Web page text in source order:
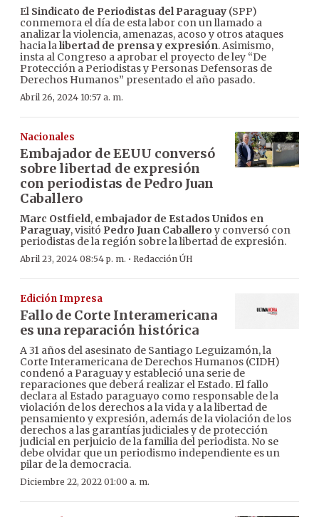
El Sindicato de Periodistas del Paraguay (SPP)
conmemora el día de esta labor con un llamado a
analizar la violencia, amenazas, acoso y otros ataques
hacia lalibertad de prensa y expresión. Asimismo,
insta al Congreso a aprobar el proyecto de ley “De
Protección a Periodistas y Personas Defensoras de
Derechos Humanos” presentado el año pasado.
Abril 26, 2024 10:57 a. m.
Nacionales
Embajador de EEUU conversó
sobre libertad de expresión
con periodistas de Pedro Juan
Caballero
Marc Ostfield, embajador de Estados Unidos en
Paraguay, visitó Pedro Juan Caballero y conversó con
periodistas de la región sobre la libertad de expresión.
Abril 23, 2024 08:54 p. m. · Redacción ÚH
Edición Impresa
Fallo de Corte Interamericana
es una reparación histórica
A 31 años del asesinato de Santiago Leguizamón, la
Corte Interamericana de Derechos Humanos (CIDH)
condenó a Paraguay y estableció una serie de
reparaciones que deberá realizar el Estado. El fallo
declara al Estado paraguayo como responsable de la
violación de los derechos a la vida y a la libertad de
pensamiento y expresión, además de la violación de los
derechos a las garantías judiciales y de protección
judicial en perjuicio de la familia del periodista. No se
debe olvidar que un periodismo independiente es un
pilar de la democracia.
Diciembre 22, 2022 01:00 a. m.